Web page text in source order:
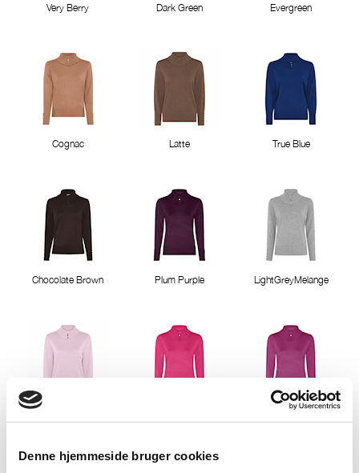
Denne hjemmeside bruger cookies
Very Berry Dark Green Evergreen
Cognac Latte True Blue
Chocolate Brown Plum Purple LightGreyMelange